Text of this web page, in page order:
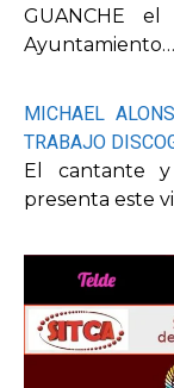
GUANCHE
Ayuntamiento…
MICHAEL
TRABAJO
El cantante y
presenta este